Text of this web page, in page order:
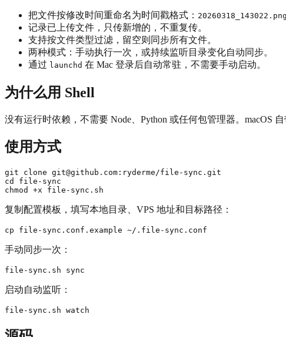
把文件按修改时间重命名为时间戳格式： 20260318_143022.png
记录已上传文件，只传新增的，不重复传。
支持按文件类型过滤，留空则同步所有文件。
两种模式：手动执行一次，或持续监听目录变化自动同步。
通过 launchd 在 Mac 登录后自动常驻，不需要手动启动。
为什么用 Shell
没有运行时依赖，不需要 Node、Python 或任何包管理器。macOS
使用方式
git clone git@github.com :ryderme/file-sync.git
cd file-sync
复制配置模板，填写本地目录、VPS 地址和目标路径：
手动同步一次：
启动自动监听：